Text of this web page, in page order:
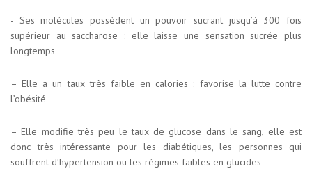
- Ses molécules possèdent un pouvoir sucrant jusqu’à 300 fois
supérieur au saccharose : elle laisse une sensation sucrée plus
longtemps
– Elle a un taux très faible en calories : favorise la lutte contre
l’obésité
– Elle modifie très peu le taux de glucose dans le sang, elle est
donc très intéressante pour les diabétiques, les personnes qui
souffrent d’hypertension ou les régimes faibles en glucides